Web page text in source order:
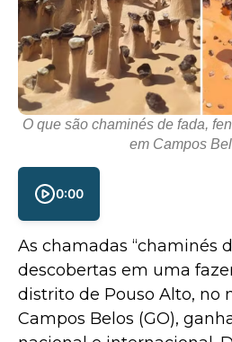
O que são chaminés de fada,
em Campos
0:00
As chamadas “chaminés
descobertas em uma
distrito de Pouso Alto, no
Campos Belos (GO),